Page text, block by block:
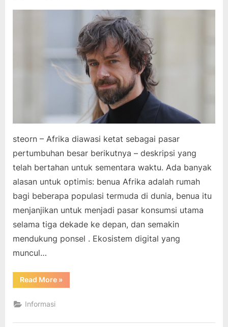
steorn – Afrika diawasi ketat sebagai pasar
pertumbuhan besar berikutnya – deskripsi yang
telah bertahan untuk sementara waktu. Ada banyak
alasan untuk optimis: benua Afrika adalah rumah
bagi beberapa populasi termuda di dunia, benua itu
menjanjikan untuk menjadi pasar konsumsi utama
selama tiga dekade ke depan, dan semakin
mendukung ponsel . Ekosistem digital yang
muncul…
Read More“Penelitian:
Bagaimana
di
»
Informasi